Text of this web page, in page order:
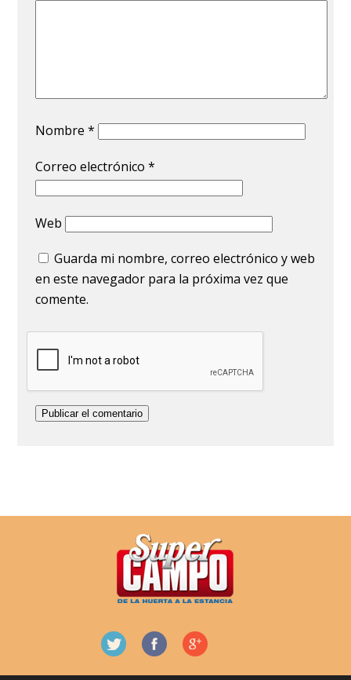
Nombre*
Correo electrónico*
Web
Guarda mi nombre, correo electrónico y web
en este navegador para la próxima vez que
comente.